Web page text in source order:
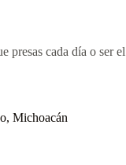
cada día o ser
Michoacán